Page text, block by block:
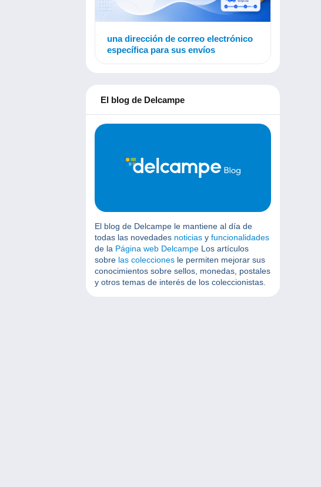
una dirección de correo electrónico
específica para sus envíos
El blog de Delcampe
El blog de Delcampe le mantiene al día de
todas las novedades noticias y funcionalidades
de la Página web Delcampe Los artículos
sobre las colecciones le permiten mejorar sus
conocimientos sobre sellos, monedas, postales
y otros temas de interés de los coleccionistas.